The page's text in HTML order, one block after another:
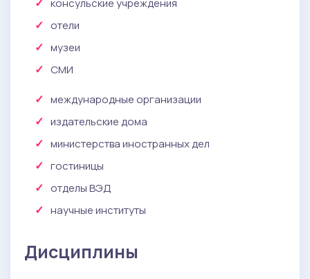
отели
музеи
СМИ
международные организации
издательские дома
министерства иностранных дел
гостиницы
отделы ВЭД
научные институты
Дисциплины